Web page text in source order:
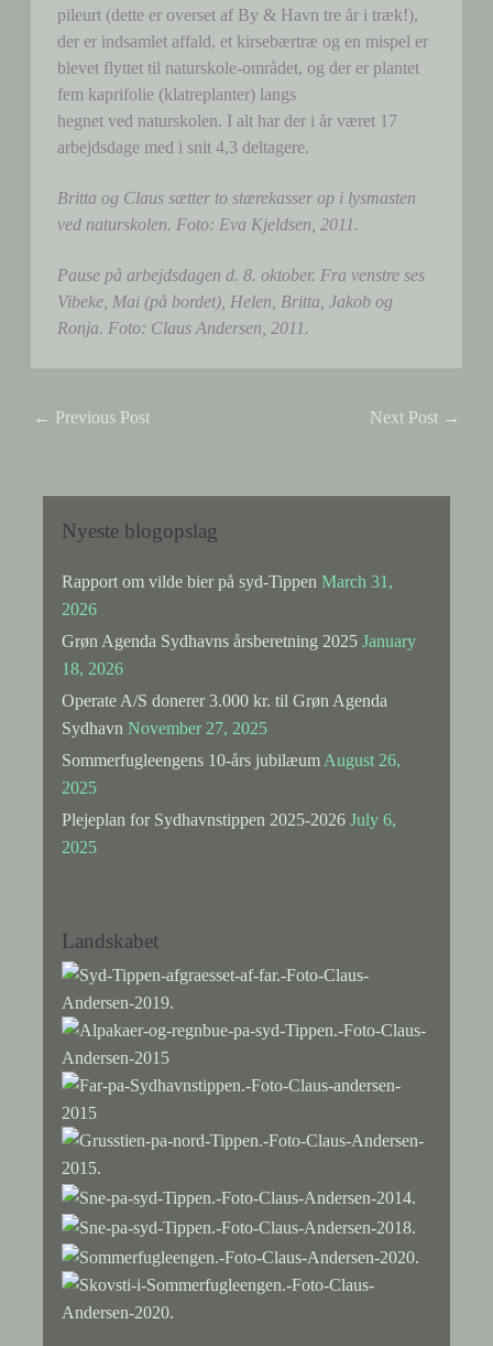
pileurt (dette er overset af By & Havn tre år i træk!),
der er indsamlet affald, et kirsebærtræ og en mispel er
blevet flyttet til naturskole-området, og der er plantet
fem kaprifolie (klatreplanter) langs
hegnet ved naturskolen. I alt har der i år været 17
arbejdsdage med i snit 4,3 deltagere.
Britta og Claus sætter to stærekasser op i lysmasten
ved naturskolen. Foto: Eva Kjeldsen, 2011.
Pause på arbejdsdagen d. 8. oktober. Fra venstre ses
Vibeke, Mai (på bordet), Helen, Britta, Jakob og
Ronja. Foto: Claus Andersen, 2011.
← Previous Post Next Post →
Nyeste blogopslag
Rapport om vilde bier på syd-Tippen March 31,
2026
Grøn Agenda Sydhavns årsberetning 2025 January
18, 2026
Operate A/S donerer 3.000 kr. til Grøn Agenda
Sydhavn November 27, 2025
Sommerfugleengens 10-års jubilæum August 26,
2025
Plejeplan for Sydhavnstippen 2025-2026 July 6,
2025
Landskabet